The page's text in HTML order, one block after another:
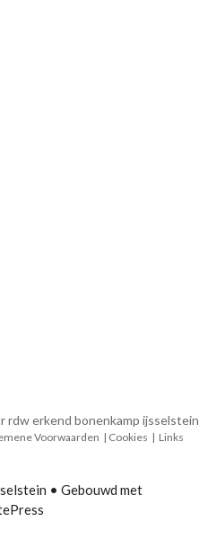
Voorwaarden | Cookies | Links
• Gebouwd met